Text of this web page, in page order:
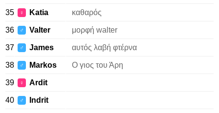
35 ♀ Katia καθαρός
36 ♂ Valter μορφή walter
37 ♂ James αυτός λαβή φτέρνα
38 ♂ Markos Ο γιος του Άρη
39 ♀ Ardit
40 ♂ Indrit